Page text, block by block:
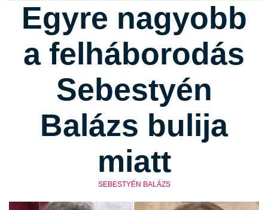
Egyre nagyobb
a felháborodás
Sebestyén
Balázs bulija
miatt
SEBESTYÉN BALÁZS